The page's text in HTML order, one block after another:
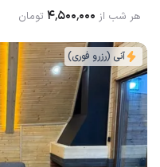
هر شب از ۴٬۵۰۰٬۰۰۰ تومان
آنی (رزرو فوری)